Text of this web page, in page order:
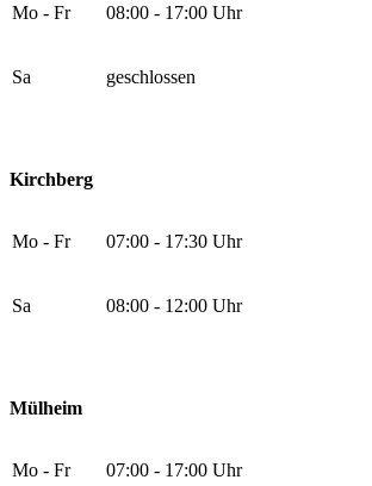
Mo - Fr 08:00 - 17:00 Uhr
Sa geschlossen
Kirchberg
Mo - Fr 07:00 - 17:30 Uhr
Sa 08:00 - 12:00 Uhr
Mülheim
Mo - Fr 07:00 - 17:00 Uhr